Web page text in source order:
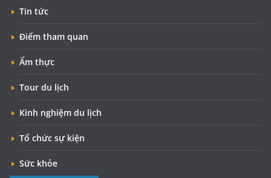
Tin tức
Điểm tham quan
Ẩm thực
Tour du lịch
Kinh nghiệm du lịch
Tổ chức sự kiện
Sức khỏe